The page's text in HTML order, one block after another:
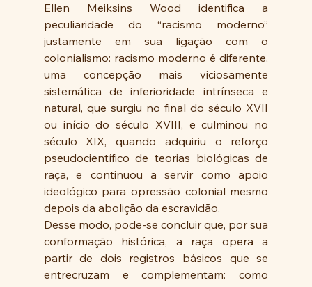
Ellen Meiksins Wood identifica a
peculiaridade do “racismo moderno”
justamente em sua ligação com o
colonialismo: racismo moderno é diferente,
uma concepção mais viciosamente
sistemática de inferioridade intrínseca e
natural, que surgiu no final do século XVII
ou início do século XVIII, e culminou no
século XIX, quando adquiriu o reforço
pseudocientífico de teorias biológicas de
raça, e continuou a servir como apoio
ideológico para opressão colonial mesmo
depois da abolição da escravidão.
Desse modo, pode-se concluir que, por sua
conformação histórica, a raça opera a
partir de dois registros básicos que se
entrecruzam e complementam: como